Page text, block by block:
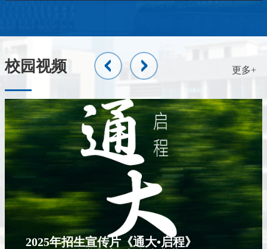
校园视频 更多+
2025年招生宣传片《通大•启程》